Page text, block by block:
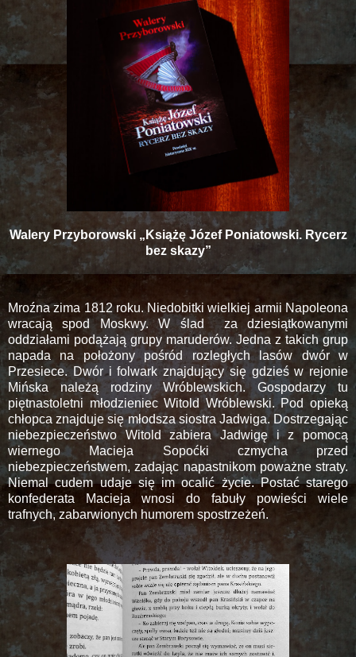
Walery Przyborowski „Książę Józef Poniatowski. Rycerz
bez skazy”
Mroźna zima 1812 roku. Niedobitki wielkiej armii Napoleona
wracają spod Moskwy. W ślad
za dziesiątkowanymi
oddziałami podążają grupy maruderów. Jedna z takich grup
napada na położony pośród rozległych lasów dwór w
Przesiece. Dwór i folwark znajdujący się gdzieś w rejonie
Mińska należą rodziny Wróblewskich. Gospodarzy tu
piętnastoletni młodzieniec Witold Wróblewski. Pod opieką
chłopca znajduje się młodsza siostra Jadwiga. Dostrzegając
niebezpieczeństwo Witold zabiera Jadwigę i z pomocą
wiernego Macieja Sopoćki czmycha przed
niebezpieczeństwem, zadając napastnikom poważne straty.
Niemal cudem udaje się im ocalić życie. Postać starego
konfederata Macieja wnosi do fabuły powieści wiele
trafnych, zabarwionych humorem spostrzeżeń.